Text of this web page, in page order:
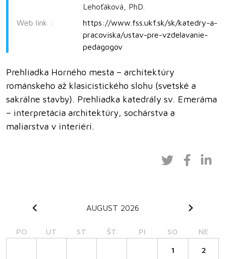
Lehoťáková, PhD.
Web link :
https://www.fss.ukf.sk/sk/katedry-a-
pracoviska/ustav-pre-vzdelavanie-
pedagogov
Prehliadka Horného mesta – architektúry
románskeho až klasicistického slohu (svetské a
sakrálne stavby). Prehliadka katedrály sv. Emeráma
– interpretácia architektúry, sochárstva a
maliarstva v interiéri.
AUGUST 2026
PO UT ST ŠT PI SO NE
1 2